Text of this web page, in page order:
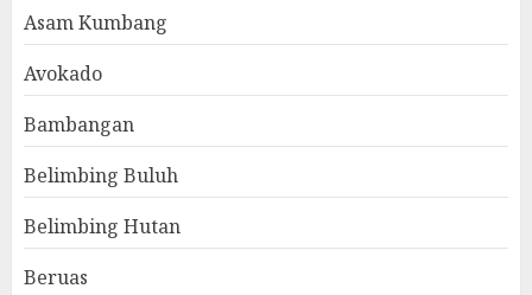
Asam Kumbang
Avokado
Bambangan
Belimbing Buluh
Belimbing Hutan
Beruas